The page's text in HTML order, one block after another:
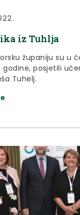
iz Tuhlja
županiju su u
godine, posjetili
Tuhelj.